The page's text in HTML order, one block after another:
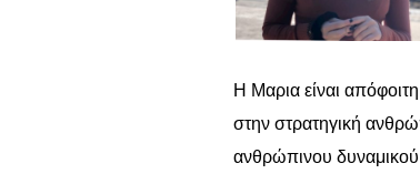
H Μαρια είναι
στην στρατηγική
ανθρώπινου δυναμικού